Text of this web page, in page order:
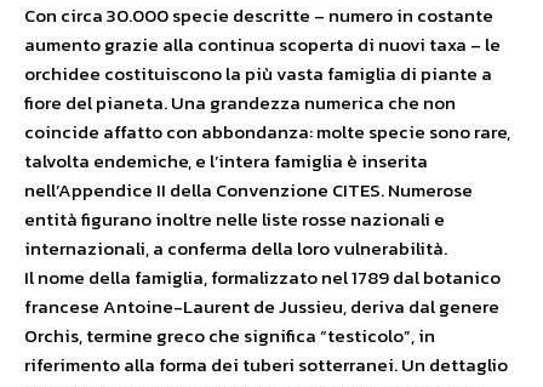
Con circa 30.000 specie descritte – numero in costante
aumento grazie alla continua scoperta di nuovi taxa – le
orchidee costituiscono la più vasta famiglia di piante a
fiore del pianeta. Una grandezza numerica che non
coincide affatto con abbondanza: molte specie sono rare,
talvolta endemiche, e l’intera famiglia è inserita
nell’Appendice II della Convenzione CITES. Numerose
entità figurano inoltre nelle liste rosse nazionali e
internazionali, a conferma della loro vulnerabilità.
Il nome della famiglia, formalizzato nel 1789 dal botanico
francese Antoine-Laurent de Jussieu, deriva dal genere
Orchis, termine greco che significa “testicolo”, in
riferimento alla forma dei tuberi sotterranei. Un dettaglio